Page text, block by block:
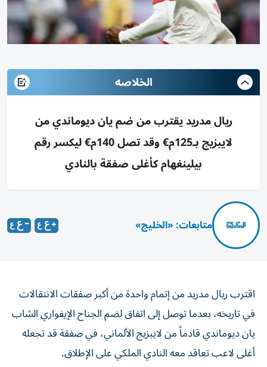
الخلاصه
ريال مدريد يقترب من ضم يان ديوماندي من
لايبزيج بـ125م€ وقد تصل 140م€ ليكسر رقم
بيلينغهام كأغلى صفقة بالنادي
متابعات: «الخليج»
اقترب ريال مدريد من إتمام واحدة من أكبر صفقات الانتقالات
في تاريخه، بعدما توصل إلى اتفاق لضم الجناح الإيفواري الشاب
يان ديوماندي قادماً من لايبزيج الألماني، في صفقة قد تجعله
أغلى لاعب تعاقد معه النادي الملكي على الإطلاق.